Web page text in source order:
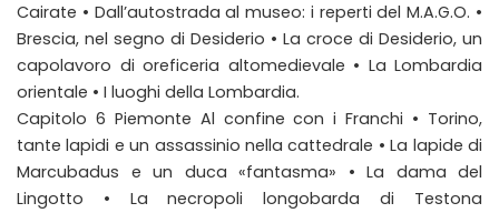
Cairate • Dall’autostrada al museo: i reperti del M.A.G.O. •
Brescia, nel segno di Desiderio • La croce di Desiderio, un
capolavoro di oreficeria altomedievale • La Lombardia
orientale • I luoghi della Lombardia.
Capitolo 6 Piemonte Al confine con i Franchi • Torino,
tante lapidi e un assassinio nella cattedrale • La lapide di
Marcubadus e un duca «fantasma» • La dama del
Lingotto • La necropoli longobarda di Testona